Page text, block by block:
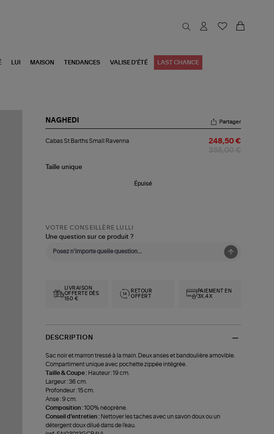
LUI MAISON TENDANCES VALISE D'ÉTÉ LAST CHANCE
NAGHEDI
St
Ravenna
Partager
Cabas St Barths Small Ravenna 248,50 €
Taille unique
Épuisé
VOTRE CONSEILLÈRE LULLI
Une question sur ce produit ?
LIVRAISON
OFFERTE DÈS
150 €
RETOUR
OFFERT
PAIEMENT EN
3X,4X
DESCRIPTION
Sac noir et marron tressé à la main. Deux anses et bandoulière amovible.
Compartiment unique avec pochette zippée intégrée.
Taille & Coupe : Hauteur : 19 cm.
Largeur : 36 cm.
Profondeur : 15 cm.
Anse : 9 cm.
Composition :100% néoprène.
Conseil d'entretien : Nettoyer les taches avec un savon doux ou un
détergent doux dilué dans de l'eau.